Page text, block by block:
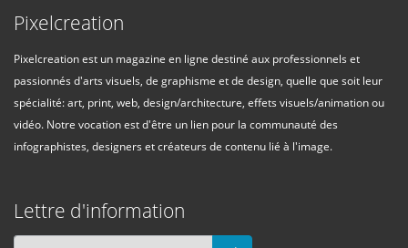
Pixelcreation
Pixelcreation est un magazine en ligne destiné aux professionnels et
passionnés d'arts visuels, de graphisme et de design, quelle que soit leur
spécialité: art, print, web, design/architecture, effets visuels/animation ou
vidéo. Notre vocation est d'être un lien pour la communauté des
infographistes, designers et créateurs de contenu lié à l'image.
Lettre d'information